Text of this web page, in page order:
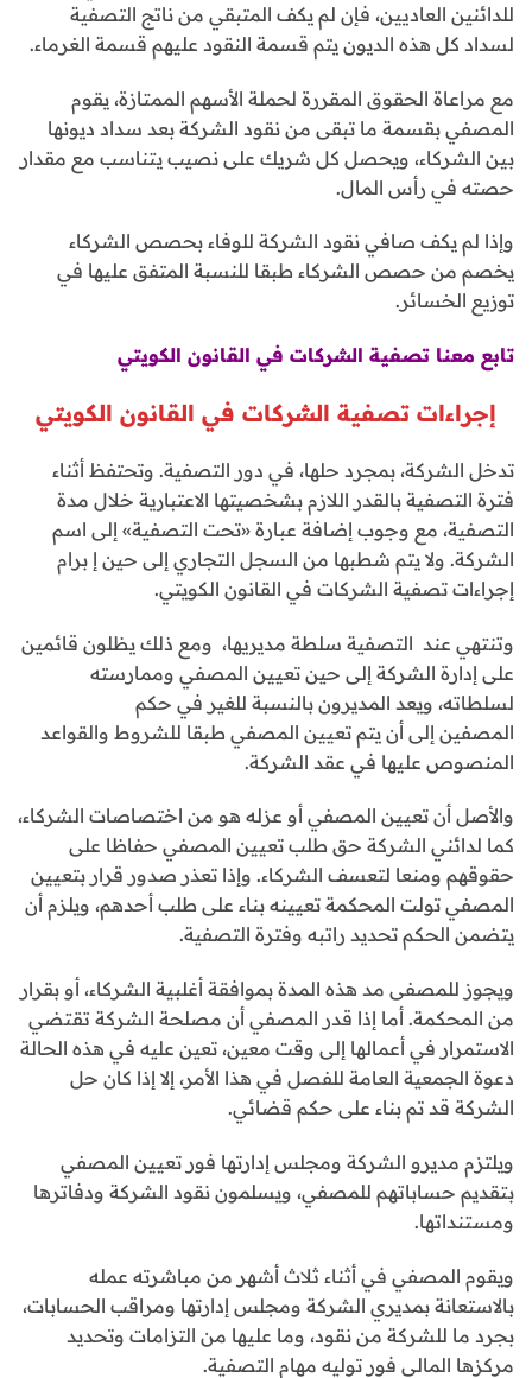
للدائنين العاديين، فإن لم يكف المتبقي من ناتج التصفية
لسداد كل هذه الديون يتم قسمة النقود عليهم قسمة الغرماء.
مع مراعاة الحقوق المقررة لحملة الأسهم الممتازة، يقوم
المصفي بقسمة ما تبقى من نقود الشركة بعد سداد ديونها
بين الشركاء، ويحصل كل شريك على نصيب يتناسب مع مقدار
حصته في رأس المال.
وإذا لم يكف صافي نقود الشركة للوفاء بحصص الشركاء
يخصم من حصص الشركاء طبقا للنسبة المتفق عليها في
توزيع الخسائر.
تابع معنا تصفية الشركات في القانون الكويتي
إجراءات تصفية الشركات في القانون الكويتي
تدخل الشركة، بمجرد حلها، في دور التصفية. وتحتفظ أثناء
فترة التصفية بالقدر اللازم بشخصيتها الاعتبارية خلال مدة
التصفية، مع وجوب إضافة عبارة «تحت التصفية» إلى اسم
الشركة. ولا يتم شطبها من السجل التجاري إلى حين إ برام
إجراءات تصفية الشركات في القانون الكويتي.
وتنتهي عند التصفية سلطة مديريها، ومع ذلك يظلون قائمين
على إدارة الشركة إلى حين تعيين المصفي وممارسته
لسلطاته، ويعد المديرون بالنسبة للغير في حكم
المصفين إلى أن يتم تعيين المصفي طبقا للشروط والقواعد
المنصوص عليها في عقد الشركة.
والأصل أن تعيين المصفي أو عزله هو من اختصاصات الشركاء،
كما لدائني الشركة حق طلب تعيين المصفي حفاظا على
حقوقهم ومنعا لتعسف الشركاء. وإذا تعذر صدور قرار بتعيين
المصفي تولت المحكمة تعيينه بناء على طلب أحدهم، ويلزم أن
يتضمن الحكم تحديد راتبه وفترة التصفية.
ويجوز للمصفى مد هذه المدة بموافقة أغلبية الشركاء، أو بقرار
من المحكمة. أما إذا قدر المصفي أن مصلحة الشركة تقتضي
الاستمرار في أعمالها إلى وقت معين، تعين عليه في هذه الحالة
دعوة الجمعية العامة للفصل في هذا الأمر، إلا إذا كان حل
الشركة قد تم بناء على حكم قضائي.
ويلتزم مديرو الشركة ومجلس إدارتها فور تعيين المصفي
بتقديم حساباتهم للمصفي، ويسلمون نقود الشركة ودفاترها
ومستنداتها.
ويقوم المصفي في أثناء ثلاث أشهر من مباشرته عمله
بالاستعانة بمديري الشركة ومجلس إدارتها ومراقب الحسابات،
بجرد ما للشركة من نقود، وما عليها من التزامات وتحديد
مركزها المالي فور توليه مهام التصفية.